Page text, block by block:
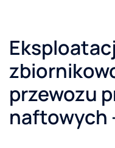
przewozu
naftowych